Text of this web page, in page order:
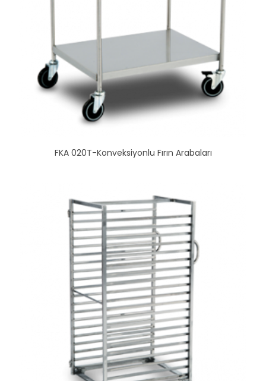
FKA 020T-Konveksiyonlu Fırın Arabaları